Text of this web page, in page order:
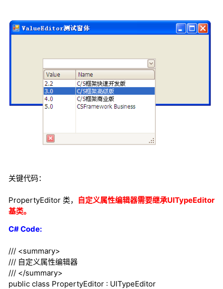
关键代码：
PropertyEditor 类，
自定义属性编辑器需要继承UITypeEditor
基类。
C# Code:
/// <summary>
/// 自定义属性编辑器
/// </summary>
public class PropertyEditor : UITypeEditor